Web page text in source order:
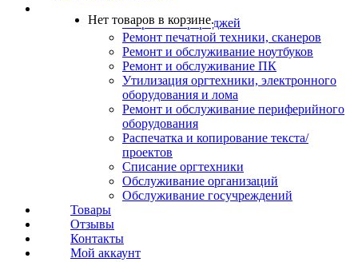
Нет товаров в корзине.
Заправка картриджей
Ремонт печатной техники, сканеров
Ремонт и обслуживание ноутбуков
Ремонт и обслуживание ПК
Утилизация оргтехники, электронного
оборудования и лома
Ремонт и обслуживание периферийного
оборудования
Распечатка и копирование текста/
проектов
Списание оргтехники
Обслуживание организаций
Обслуживание госучреждений
Товары
Отзывы
Контакты
Мой аккаунт